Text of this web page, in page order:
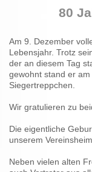
80
Am 9. Dezember
Lebensjahr. Trotz
der an diesem Tag
gewohnt stand er
Siegertreppchen.
Wir gratulieren zu
Die eigentliche
unserem
Neben vielen alten